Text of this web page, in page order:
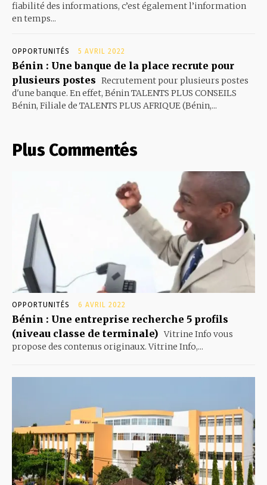
fiabilité des informations, c’est également l’information
en temps...
OPPORTUNITÉS 5 AVRIL 2022
Bénin : Une banque de la place recrute pour
plusieurs postes Recrutement pour plusieurs postes
d'une banque. En effet, Bénin TALENTS PLUS CONSEILS
Bénin, Filiale de TALENTS PLUS AFRIQUE (Bénin,...
Plus Commentés
OPPORTUNITÉS 6 AVRIL 2022
Bénin : Une entreprise recherche 5 profils
(niveau classe de terminale) Vitrine Info vous
propose des contenus originaux. Vitrine Info,...